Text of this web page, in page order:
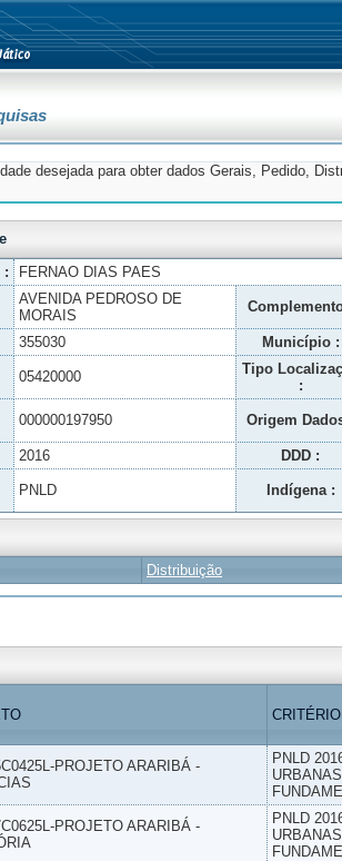
desejada para obter dados Gerais, Pedido,
:
FERNAO DIAS PAES
AVENIDA PEDROSO DE
MORAIS
355030 Município :
05420000
Tipo
:
000000197950 Origem
2016 DDD :
PNLD Indígena :
Distribuição
CRITÉRIO
PROJETO ARARIBÁ -
PNLD
PROJETO ARARIBÁ -
PNLD